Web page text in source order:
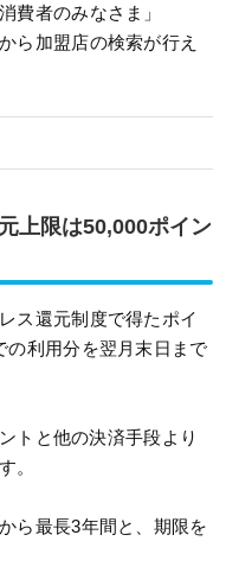
費者のみなさま」
ら加盟店の検索が行え
上限は50,000ポイン
ス還元制度で得たポイ
の利用分を翌月末日まで
トと他の決済手段より
。
ら最長3年間と、期限を